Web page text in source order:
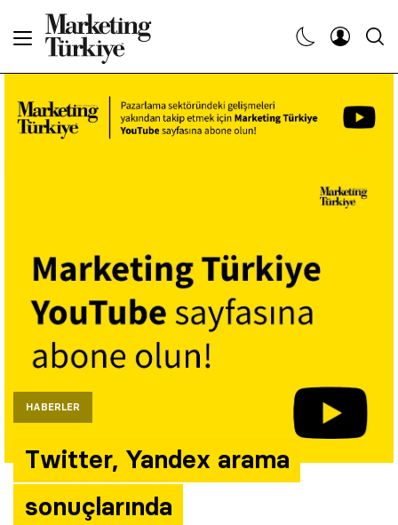
HABERLER
Twitter, Yandex arama
sonuçlarında
Haberler
Etkinlikler
Söyleşiler
Kariyer
Yazarlar
Araştırma